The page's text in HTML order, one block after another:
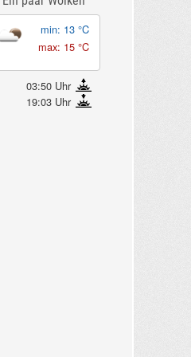
min: 13 °C
max: 15 °C
03:50 Uhr
19:03 Uhr